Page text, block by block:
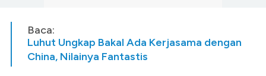
Baca:
Luhut Ungkap Bakal Ada Kerjasama dengan
China, Nilainya Fantastis